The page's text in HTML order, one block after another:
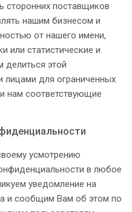
поставщиков
нашим бизнесом и
от нашего имени,
или статистические и
этой
лицами для ограниченных
нам соответствующие
усмотрению
в любое
уведомление на
и сообщим Вам об этом по